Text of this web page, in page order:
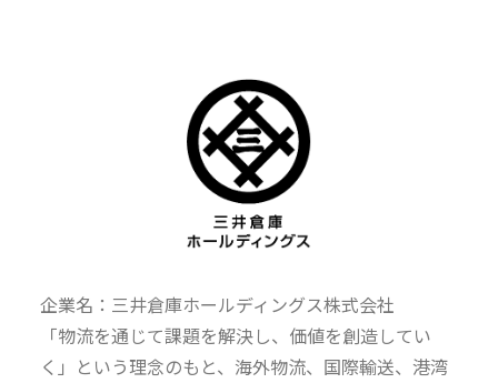
企業名：三井倉庫ホールディングス株式会社
「物流を通じて課題を解決し、価値を創造してい
く」という理念のもと、海外物流、国際輸送、港湾